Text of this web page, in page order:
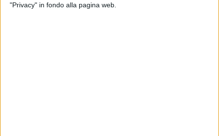
"Privacy" in fondo alla pagina web.
A celebrarne il centenario, l'Azione Cattolica le ha dedicato